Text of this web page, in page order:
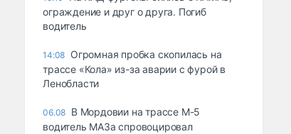
ограждение и друг о друга. Погиб
водитель
14:08 Огромная пробка скопилась на
трассе «Кола» из-за аварии с фурой в
Ленобласти
06.08 В Мордовии на трассе М-5
водитель МАЗа спровоцировал